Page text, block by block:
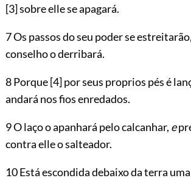
[3]sobre elle se apagará.
7 Os passos do seu poder se
conselho o derribará.
8 Porque[4]por seus proprios pés é
andará nos fios enredados.
9 O laço o apanhará pelo calcanhar, e
contra elle o salteador.
10 Está escondida debaixo da terra